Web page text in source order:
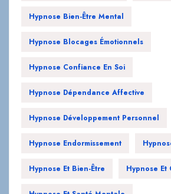
Hypnose Bien-Être Mental
Hypnose Blocages Émotionnels
Hypnose Confiance En Soi
Hypnose Dépendance Affective
Hypnose Développement Personnel
Hypnose Endormissement
Hypnose Et Bien-Être Hypnose Et